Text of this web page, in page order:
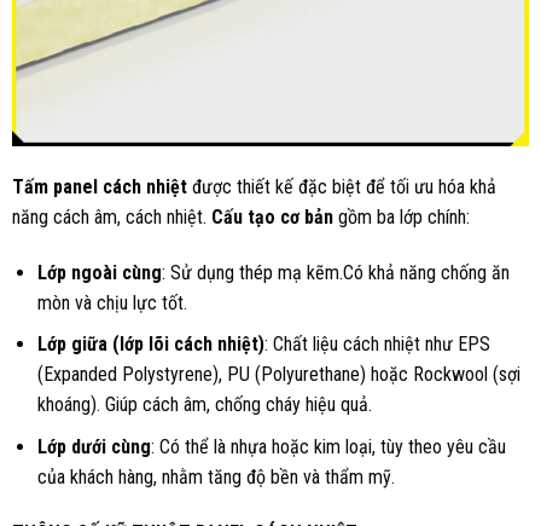
Tấm panel cách nhiệt được thiết kế đặc biệt để tối ưu hóa khả
năng cách âm, cách nhiệt. Cấu tạo cơ bản gồm ba lớp chính:
Lớp ngoài cùng: Sử dụng thép mạ kẽm.Có khả năng chống ăn
mòn và chịu lực tốt.
Lớp giữa (lớp lõi cách nhiệt): Chất liệu cách nhiệt như EPS
(Expanded Polystyrene), PU (Polyurethane) hoặc Rockwool (sợi
khoáng). Giúp cách âm, chống cháy hiệu quả.
Lớp dưới cùng: Có thể là nhựa hoặc kim loại, tùy theo yêu cầu
của khách hàng, nhằm tăng độ bền và thẩm mỹ.